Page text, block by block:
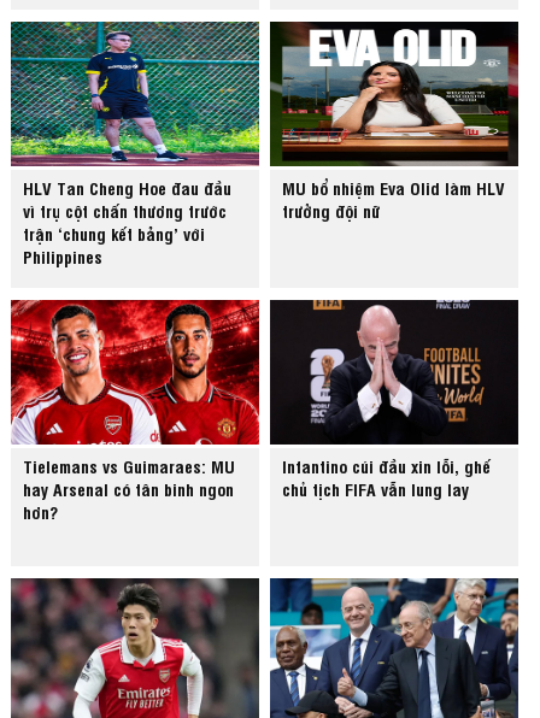
HLV Tan Cheng Hoe đau đầu
vì trụ cột chấn thương trước
trận ‘chung kết bảng’ với
Philippines
MU bổ nhiệm Eva Olid làm HLV
trưởng đội nữ
Tielemans vs Guimaraes: MU
hay Arsenal có tân binh ngon
hơn?
Infantino cúi đầu xin lỗi, ghế
chủ tịch FIFA vẫn lung lay